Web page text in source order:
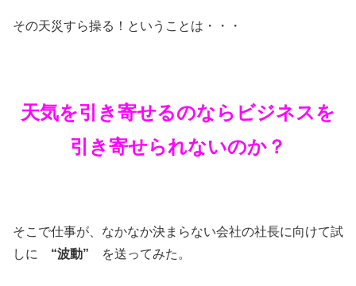
その天災すら操る！ということは・・・
天気を引き寄せるのならビジネスを
引き寄せられないのか？
そこで仕事が、なかなか決まらない会社の社長に向けて試
しに “波動” を送ってみた。